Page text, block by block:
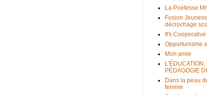
La Poétesse
Fusion
décrochage
It's
Opportunisme
Mon amie
PÉDAGOGIE
Dans la peau
femme